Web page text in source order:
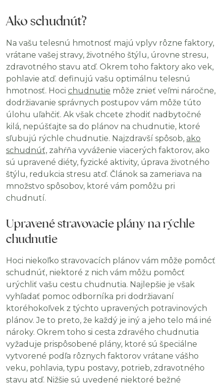
Ako schudnúť?
Na vašu telesnú hmotnosť majú vplyv rôzne faktory,
vrátane vašej stravy, životného štýlu, úrovne stresu,
zdravotného stavu atď. Okrem toho faktory ako vek,
pohlavie atď. definujú vašu optimálnu telesnú
hmotnosť. Hoci chudnutie môže znieť veľmi náročne,
dodržiavanie správnych postupov vám môže túto
úlohu uľahčiť. Ak však chcete zhodiť nadbytočné
kilá, nepúšťajte sa do plánov na chudnutie, ktoré
sľubujú rýchle chudnutie. Najzdravší spôsob, ako
schudnúť, zahŕňa vyváženie viacerých faktorov, ako
sú upravené diéty, fyzické aktivity, úprava životného
štýlu, redukcia stresu atď. Článok sa zameriava na
množstvo spôsobov, ktoré vám pomôžu pri
chudnutí.
Upravené stravovacie plány na rýchle
chudnutie
Hoci niekoľko stravovacích plánov vám môže pomôcť
schudnúť, niektoré z nich vám môžu pomôcť
urýchliť vašu cestu chudnutia. Najlepšie je však
vyhľadať pomoc odborníka pri dodržiavaní
ktoréhokoľvek z týchto upravených potravinových
plánov. Je to preto, že každý je iný a jeho telo má iné
nároky. Okrem toho si cesta zdravého chudnutia
vyžaduje prispôsobené plány, ktoré sú špeciálne
vytvorené podľa rôznych faktorov vrátane vášho
veku, pohlavia, typu postavy, potrieb, zdravotného
stavu atď. Nižšie sú uvedené niektoré bežné